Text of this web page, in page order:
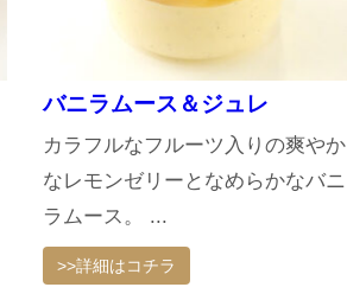
バニラムース＆ジュレ
カラフルなフルーツ入りの爽やか
なレモンゼリーとなめらかなバニ
ラムース。 ...
>>詳細はコチラ